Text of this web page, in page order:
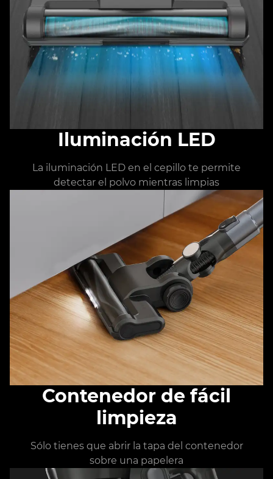
Iluminación LED
La iluminación LED en el cepillo te permite
detectar el polvo mientras limpias
Contenedor de fácil
limpieza
Sólo tienes que abrir la tapa del contenedor
sobre una papelera